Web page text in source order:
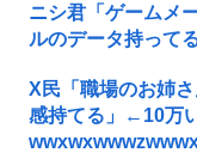
ニシ君「ゲームメ
ルのデータ持って
X民「職場のお姉
感持てる」←10万